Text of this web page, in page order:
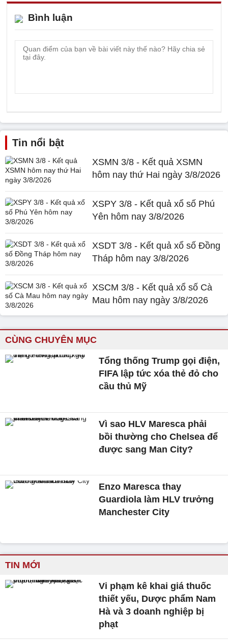
Bình luận
Tin nổi bật
XSMN 3/8 - Kết quả XSMN
hôm nay thứ Hai ngày 3/8/2026
XSPY 3/8 - Kết quả xổ số Phú
Yên hôm nay 3/8/2026
XSDT 3/8 - Kết quả xổ số Đồng
Tháp hôm nay 3/8/2026
XSCM 3/8 - Kết quả xổ số Cà
Mau hôm nay ngày 3/8/2026
CÙNG CHUYÊN MỤC
Tổng thống Trump gọi điện,
FIFA lập tức xóa thẻ đỏ cho
cầu thủ Mỹ
Vì sao HLV Maresca phải
bồi thường cho Chelsea để
được sang Man City?
Enzo Maresca thay
Guardiola làm HLV trưởng
Manchester City
TIN MỚI
Vi phạm kê khai giá thuốc
thiết yếu, Dược phẩm Nam
Hà và 3 doanh nghiệp bị
phạt